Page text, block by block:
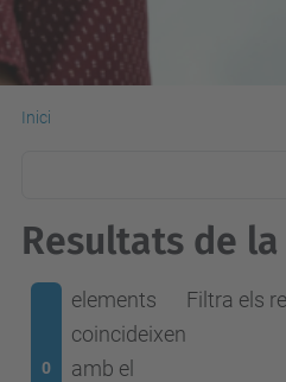
Inici
Resultats de la
0
elements
coincideixen
amb el
Filtra els